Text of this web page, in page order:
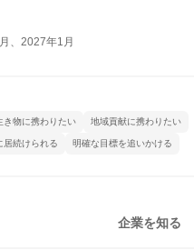
、2027年1月
き物に携わりたい 地域貢献に携わりたい
居続けられる 明確な目標を追いかける
企業を知る